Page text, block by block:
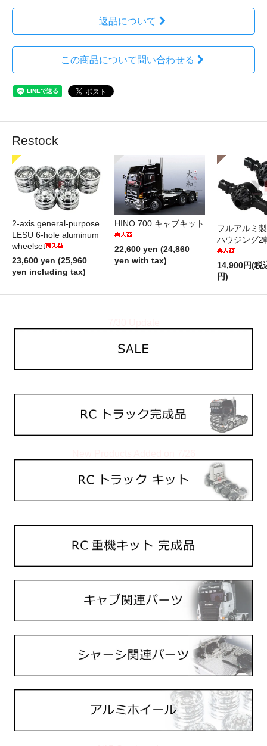
返品について
この商品について問い合わせる
Restock
2-axis general-purpose
LESU 6-hole aluminum
wheelset
23,600 yen (25,960
yen including tax)
HINO 700 キャブキット
22,600 yen (24,860
yen with tax)
フルアルミ
ハウジング2
14,900円(税
円)